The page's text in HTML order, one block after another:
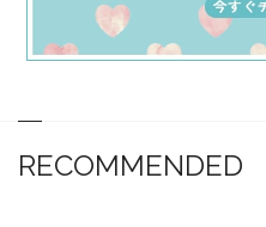
RECOMMENDED